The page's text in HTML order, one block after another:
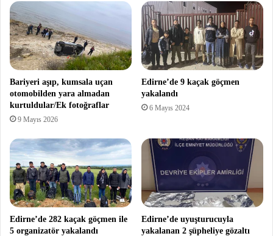
Bariyeri aşıp, kumsala uçan
otomobilden yara almadan
kurtuldular/Ek fotoğraflar
9 Mayıs 2026
Edirne’de 9 kaçak göçmen
yakalandı
6 Mayıs 2024
Edirne’de 282 kaçak göçmen ile
5 organizatör yakalandı
Edirne’de uyuşturucuyla
yakalanan 2 şüpheliye gözaltı